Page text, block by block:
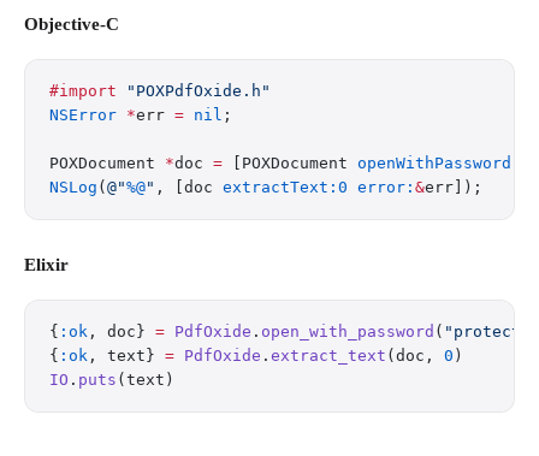
Objective-C
#import "POXPdfOxide.h"
NSError *err = nil ;
POXDocument *doc = [POXDocument openWithPassword:
NSLog ( @"%@" , [doc extractText:0 error: &err]);
Elixir
{ :ok , doc} = PdfOxide . open_with_password (
{ :ok , text} = PdfOxide . extract_text (doc, 0 )
IO . puts (text)